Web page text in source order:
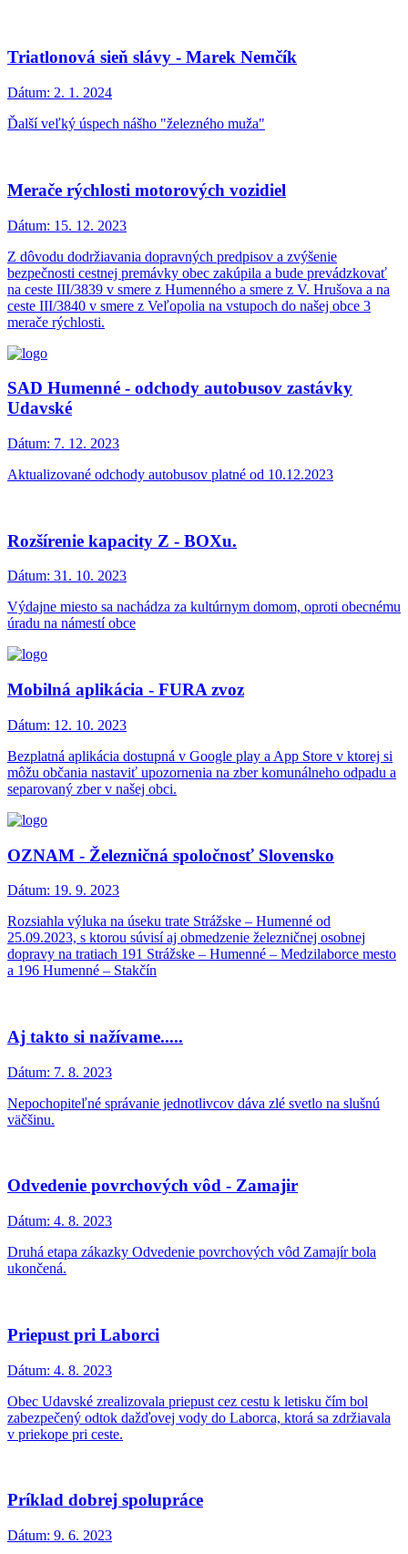
Triatlonová sieň slávy - Marek Nemčík
Dátum: 2. 1. 2024
Ďalší veľký úspech nášho "železného muža"
Merače rýchlosti motorových vozidiel
Dátum: 15. 12. 2023
Z dôvodu dodržiavania dopravných predpisov a zvýšenie
bezpečnosti cestnej premávky obec zakúpila a bude prevádzkovať
na ceste III/3839 v smere z Humenného a smere z V. Hrušova a na
ceste III/3840 v smere z Veľopolia na vstupoch do našej obce 3
merače rýchlosti.
SAD Humenné - odchody autobusov zastávky
Udavské
Dátum: 7. 12. 2023
Aktualizované odchody autobusov platné od 10.12.2023
Rozšírenie kapacity Z - BOXu.
Dátum: 31. 10. 2023
Výdajne miesto sa nachádza za kultúrnym domom, oproti obecnému
úradu na námestí obce
Mobilná aplikácia - FURA zvoz
Dátum: 12. 10. 2023
Bezplatná aplikácia dostupná v Google play a App Store v ktorej si
môžu občania nastaviť upozornenia na zber komunálneho odpadu a
separovaný zber v našej obci.
OZNAM - Železničná spoločnosť Slovensko
Dátum: 19. 9. 2023
Rozsiahla výluka na úseku trate Strážske – Humenné od
25.09.2023, s ktorou súvisí aj obmedzenie železničnej osobnej
dopravy na tratiach 191 Strážske – Humenné – Medzilaborce mesto
a 196 Humenné – Stakčín
Aj takto si nažívame.....
Dátum: 7. 8. 2023
Nepochopiteľné správanie jednotlivcov dáva zlé svetlo na slušnú
väčšinu.
Odvedenie povrchových vôd - Zamajir
Dátum: 4. 8. 2023
Druhá etapa zákazky Odvedenie povrchových vôd Zamajír bola
ukončená.
Priepust pri Laborci
Dátum: 4. 8. 2023
Obec Udavské zrealizovala priepust cez cestu k letisku čím bol
zabezpečený odtok dažďovej vody do Laborca, ktorá sa zdržiavala
v priekope pri ceste.
Príklad dobrej spolupráce
Dátum: 9. 6. 2023